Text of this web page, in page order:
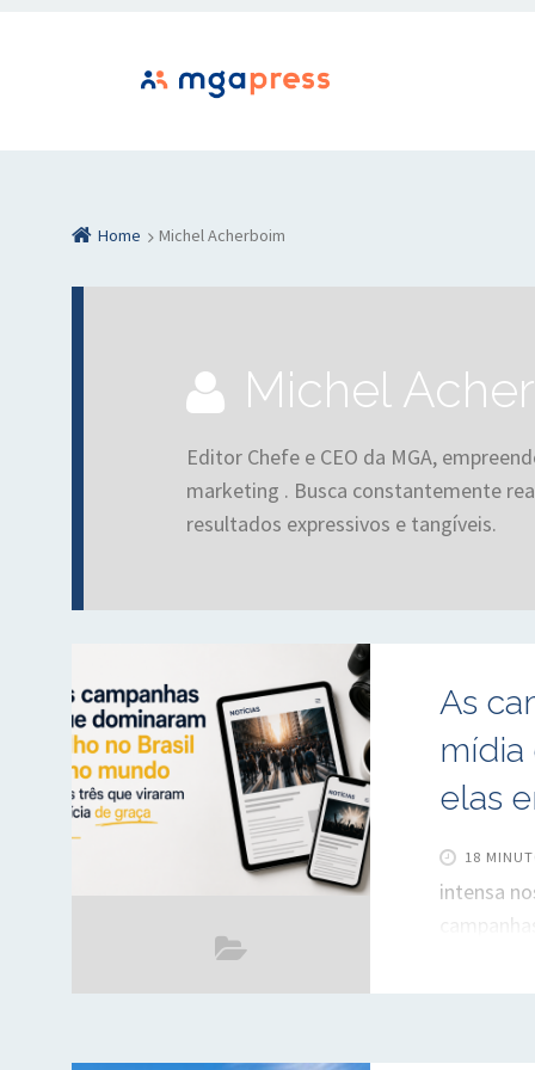
Home Michel Acherboim
Michel
Editor Chefe e CEO da MGA,
marketing . Busca constantemente
resultados expressivos e tangíveis.
As
mídia
elas
18
intensa